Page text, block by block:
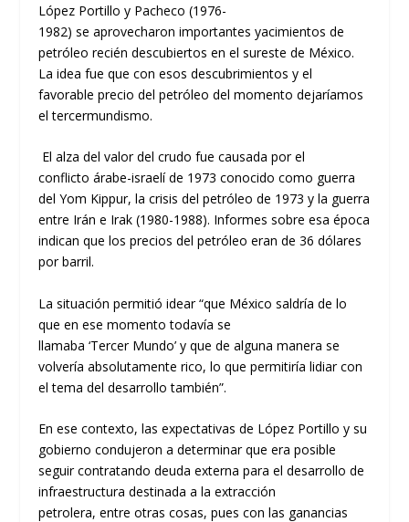
López Portillo y Pacheco (1976-
1982) seaprovecharon importantes yacimientos de
petróleo recién descubiertosen elsureste de México.
La ideafue que con esos descubrimientos y el
favorable precio del petróleo del momento dejaríamos
el tercermundismo.
El alza del valor del crudo fuecausada porel
conflictoárabe-israelí de 1973 conocido como guerra
delYom Kippur, lacrisis delpetróleo de 1973 y la guerra
entre Irán e Irak (1980-1988). Informes sobre esa época
indican que los precios del petróleo eran de 36 dólares
por barril.
La situación permitióidear “que México saldría de lo
que en ese momento todavía se
llamaba ‘Tercer Mundo’ y que de alguna manera se
volvería absolutamente rico, lo que permitiríalidiarcon
el tema del desarrollo también”.
En ese contexto,las expectativas de López Portillo y su
gobierno condujeron a determinar que era posible
seguir contratando deuda externa para el desarrollo de
infraestructuradestinada a la extracción
petrolera, entre otras cosas, pues con las ganancias